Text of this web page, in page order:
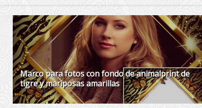
Marco para fotos con fondo de animalprint de
tigre y mariposas amarillas